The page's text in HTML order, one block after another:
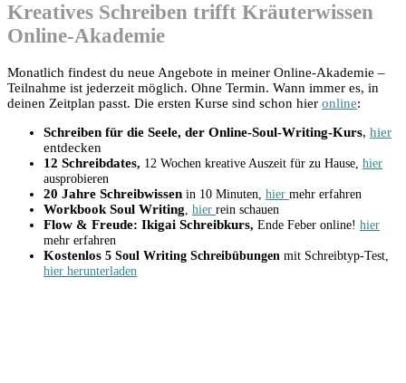
Kreatives Schreiben trifft Kräuterwissen
Online-Akademie
Monatlich findest du neue Angebote in meiner Online-Akademie –
Teilnahme ist jederzeit möglich. Ohne Termin. Wann immer es, in
deinen Zeitplan passt. Die ersten Kurse sind schon hier online:
Schreiben für die Seele, der Online-Soul-Writing-Kurs, hier
entdecken
12 Schreibdates, 12 Wochen kreative Auszeit für zu Hause, hier
ausprobieren
20 Jahre Schreibwissen in 10 Minuten, hier mehr erfahren
Workbook Soul Writing, hier rein schauen
Flow & Freude: Ikigai Schreibkurs, Ende Feber online! hier
mehr erfahren
Kostenlos 5 Soul Writing Schreibübungen mit Schreibtyp-Test,
hier herunterladen